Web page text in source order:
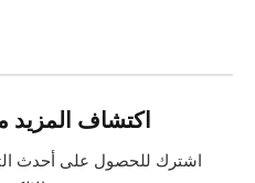
اكتشاف المزيد
اشترك للحصول على أحدث